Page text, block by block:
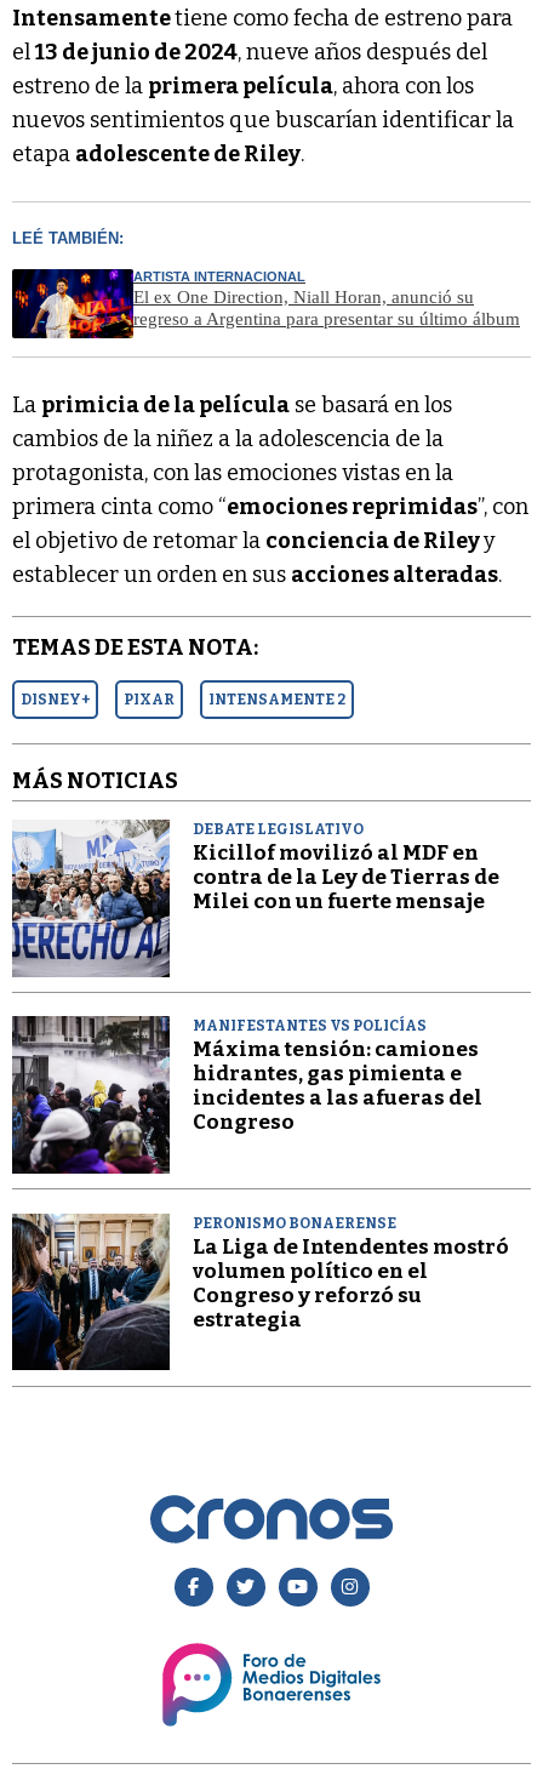
Intensamentetiene como fecha de estreno para
el13 de junio de 2024, nueve años después del
estreno de la primera película, ahora con los
nuevos sentimientos que buscarían identificar la
etapa adolescente de Riley.
LEÉ TAMBIÉN:
ARTISTA INTERNACIONAL
El ex One Direction, Niall Horan, anunció su
regreso a Argentina para presentar su último álbum
La primicia de la película se basará en los
cambios de la niñez a la adolescencia de la
protagonista, con las emociones vistas en la
primera cinta como “emociones reprimidas”, con
el objetivo de retomar la conciencia de Rileyy
establecer un orden en sus acciones alteradas.
TEMAS DE ESTA NOTA:
DISNEY+ PIXAR INTENSAMENTE 2
MÁS NOTICIAS
DEBATE LEGISLATIVO
Kicillof movilizó al MDF en
contra de la Ley de Tierras de
Milei con un fuerte mensaje
MANIFESTANTES VS POLICÍAS
Máxima tensión: camiones
hidrantes, gas pimienta e
incidentes a las afueras del
Congreso
PERONISMO BONAERENSE
La Liga de Intendentes mostró
volumen político en el
Congreso y reforzó su
estrategia